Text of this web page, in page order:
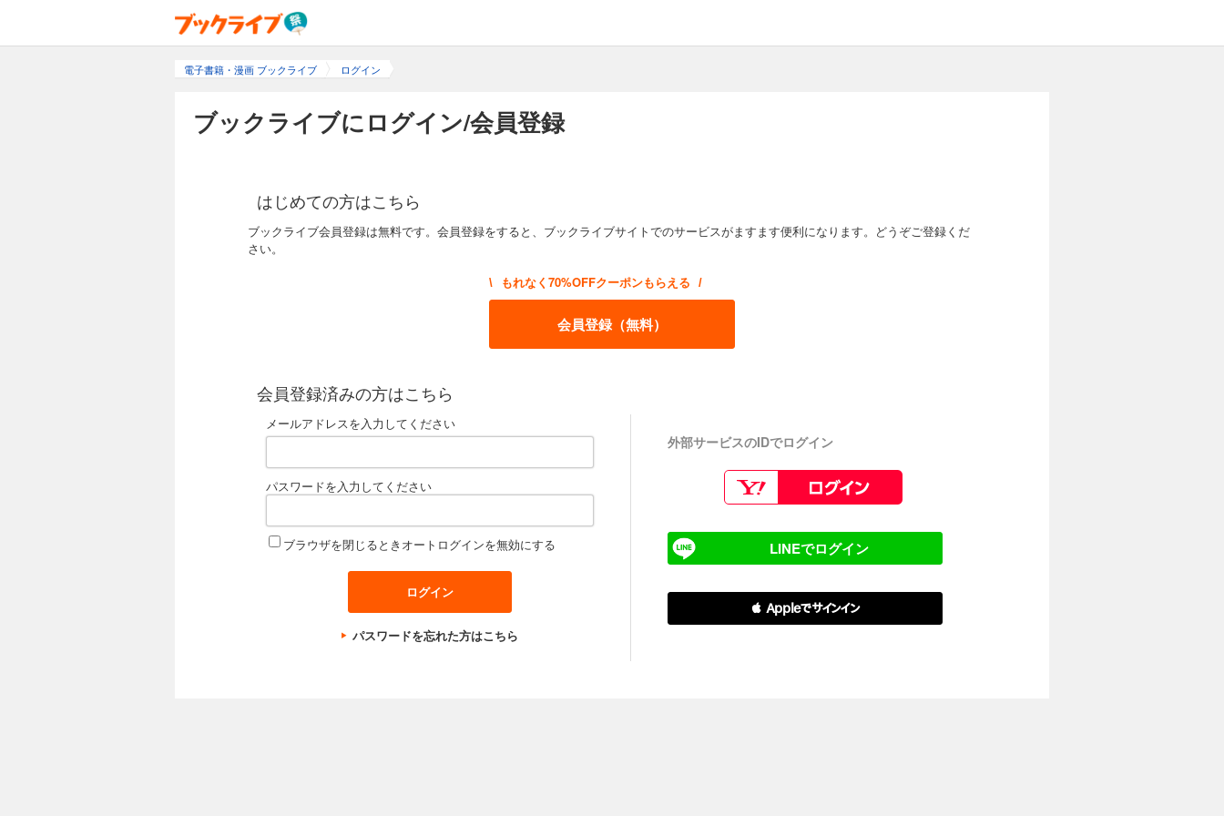
電子書籍・漫画 ブックライブ ログイン
ブックライブにログイン/会員登録
はじめての方はこちら
ブックライブ会員登録は無料です。会員登録をすると、ブックライブサイトでのサービスがますます便利になります。どうぞご登録くだ
さい。
\ もれなく70%OFFクーポンもらえる /
会員登録（無料）
会員登録済みの方はこちら
メールアドレスを入力してください
パスワードを入力してください
ブラウザを閉じるときオートログインを無効にする
パスワードを忘れた方はこちら
外部サービスのIDでログイン
LINEでログイン
 Appleでサインイン